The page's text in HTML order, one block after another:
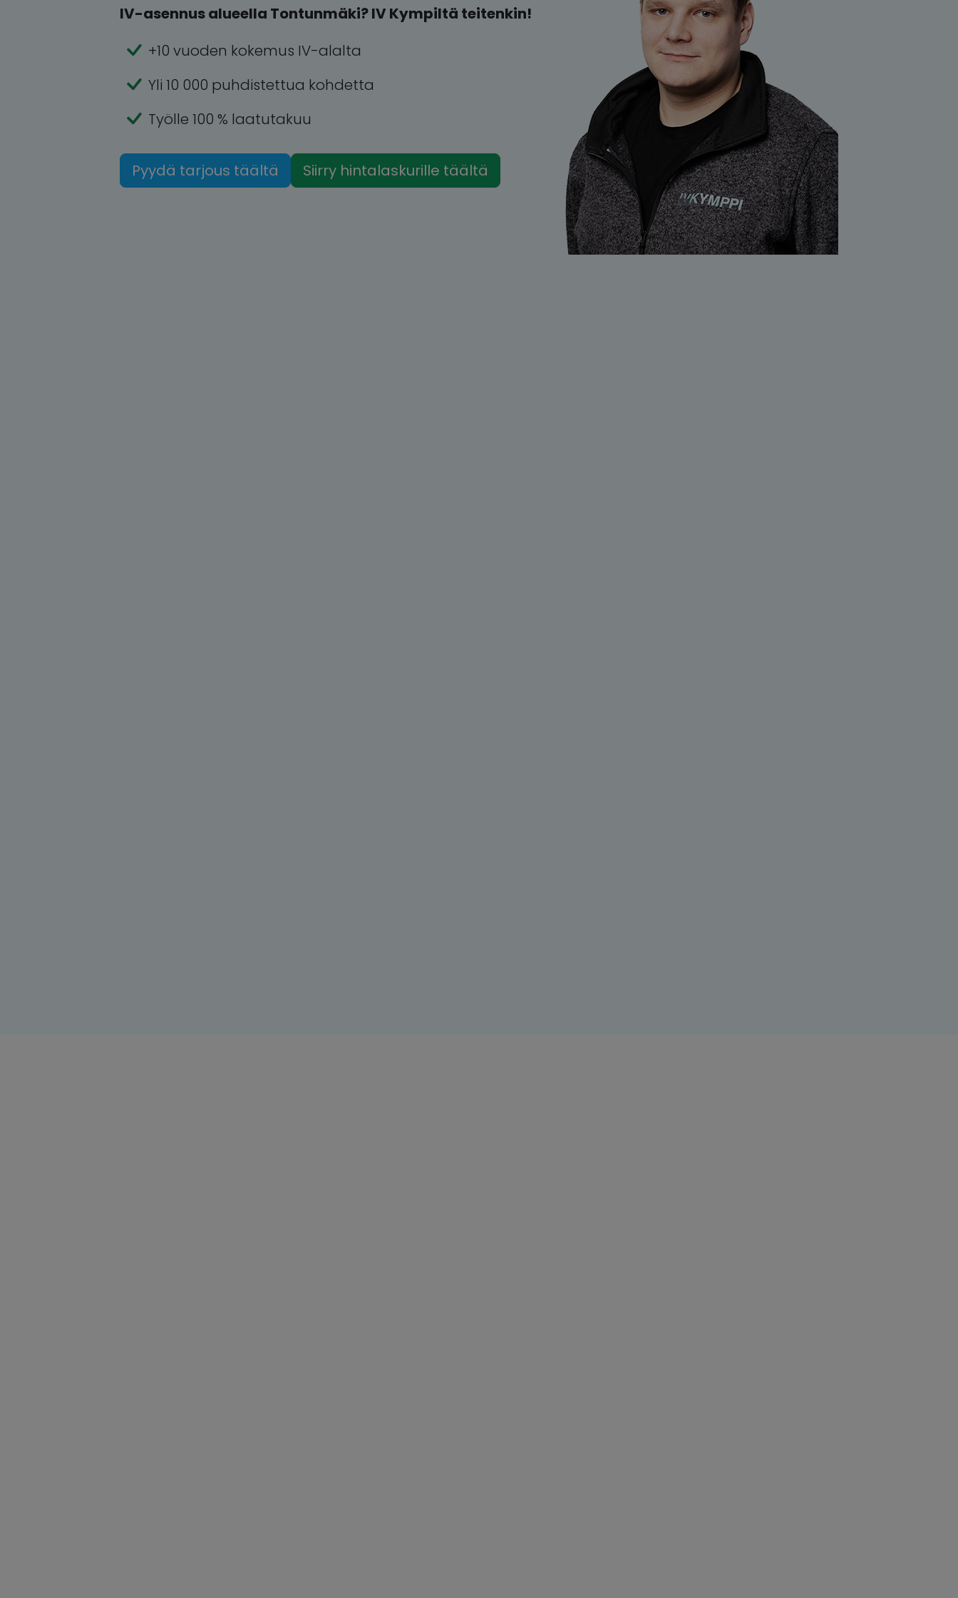
IV-asennus alueella Tontunmäki? IV Kympiltä teitenkin!
+10 vuoden kokemus IV-alalta
Yli 10 000 puhdistettua kohdetta
Työlle 100 % laatutakuu
Pyydä tarjous täältä Siirry hintalaskurille täältä